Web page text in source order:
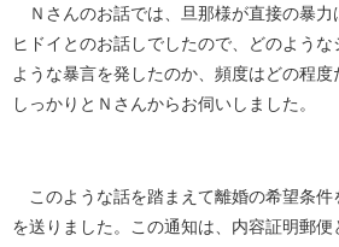
Ｎさんのお話では、旦那様が直接の暴力
ヒドイとのお話しでしたので、どのよう
ような暴言を発したのか、頻度はどの程
しっかりとＮさんからお伺いしました。
このような話を踏まえて離婚の希望条件
を送りました。この通知は、内容証明郵便